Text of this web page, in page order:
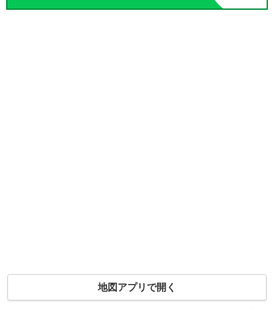
地図アプリで開く